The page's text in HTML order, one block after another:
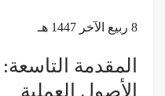
8 ربيع الآخر 1447 هـ
المقدمة
الأصول العملية